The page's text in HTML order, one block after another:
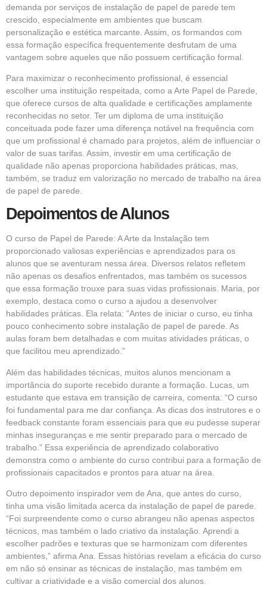
demanda por serviços de instalação de papel de parede tem
crescido, especialmente em ambientes que buscam
personalização e estética marcante. Assim, os formandos com
essa formação específica frequentemente desfrutam de uma
vantagem sobre aqueles que não possuem certificação formal.
Para maximizar o reconhecimento profissional, é essencial
escolher uma instituição respeitada, como a Arte Papel de Parede,
que oferece cursos de alta qualidade e certificações amplamente
reconhecidas no setor. Ter um diploma de uma instituição
conceituada pode fazer uma diferença notável na frequência com
que um profissional é chamado para projetos, além de influenciar o
valor de suas tarifas. Assim, investir em uma certificação de
qualidade não apenas proporciona habilidades práticas, mas,
também, se traduz em valorização no mercado de trabalho na área
de papel de parede.
Depoimentos de Alunos
O curso de Papel de Parede: A Arte da Instalação tem
proporcionado valiosas experiências e aprendizados para os
alunos que se aventuram nessa área. Diversos relatos refletem
não apenas os desafios enfrentados, mas também os sucessos
que essa formação trouxe para suas vidas profissionais. Maria, por
exemplo, destaca como o curso a ajudou a desenvolver
habilidades práticas. Ela relata: “Antes de iniciar o curso, eu tinha
pouco conhecimento sobre instalação de papel de parede. As
aulas foram bem detalhadas e com muitas atividades práticas, o
que facilitou meu aprendizado.”
Além das habilidades técnicas, muitos alunos mencionam a
importância do suporte recebido durante a formação. Lucas, um
estudante que estava em transição de carreira, comenta: “O curso
foi fundamental para me dar confiança. As dicas dos instrutores e o
feedback constante foram essenciais para que eu pudesse superar
minhas inseguranças e me sentir preparado para o mercado de
trabalho.” Essa experiência de aprendizado colaborativo
demonstra como o ambiente do curso contribui para a formação de
profissionais capacitados e prontos para atuar na área.
Outro depoimento inspirador vem de Ana, que antes do curso,
tinha uma visão limitada acerca da instalação de papel de parede.
“Foi surpreendente como o curso abrangeu não apenas aspectos
técnicos, mas também o lado criativo da instalação. Aprendi a
escolher padrões e texturas que se harmonizam com diferentes
ambientes,” afirma Ana. Essas histórias revelam a eficácia do curso
em não só ensinar as técnicas de instalação, mas também em
cultivar a criatividade e a visão comercial dos alunos.